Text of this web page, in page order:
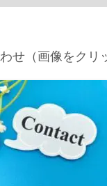
せ（画像をクリ